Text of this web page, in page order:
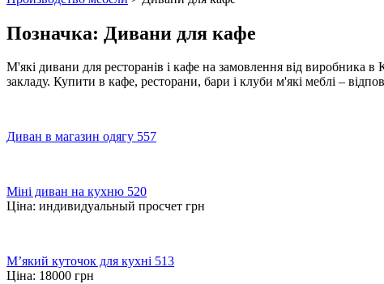
Позначка: Дивани для кафе
М'які дивани для ресторанів і кафе на замовлення від виробника в
закладу. Купити в кафе, ресторани, бари і клуби м'які меблі –
Диван в магазин одягу 557
Міні диван на кухню 520
Ціна: индивидуальный просчет грн
М’який куточок для кухні 513
Ціна: 18000 грн